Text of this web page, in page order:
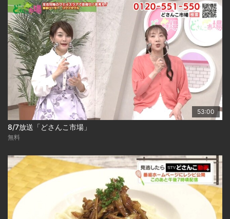
53:00
8/7放送「どさんこ市場」
無料